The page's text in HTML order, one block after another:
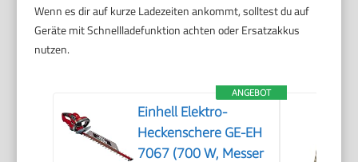
Wenn es dir auf kurze Ladezeiten ankommt, solltest du auf
Geräte mit Schnellladefunktion achten oder Ersatzakkus
nutzen.
ANGEBOT
Einhell Elektro-
Heckenschere GE-EH
7067 (700 W, Messer